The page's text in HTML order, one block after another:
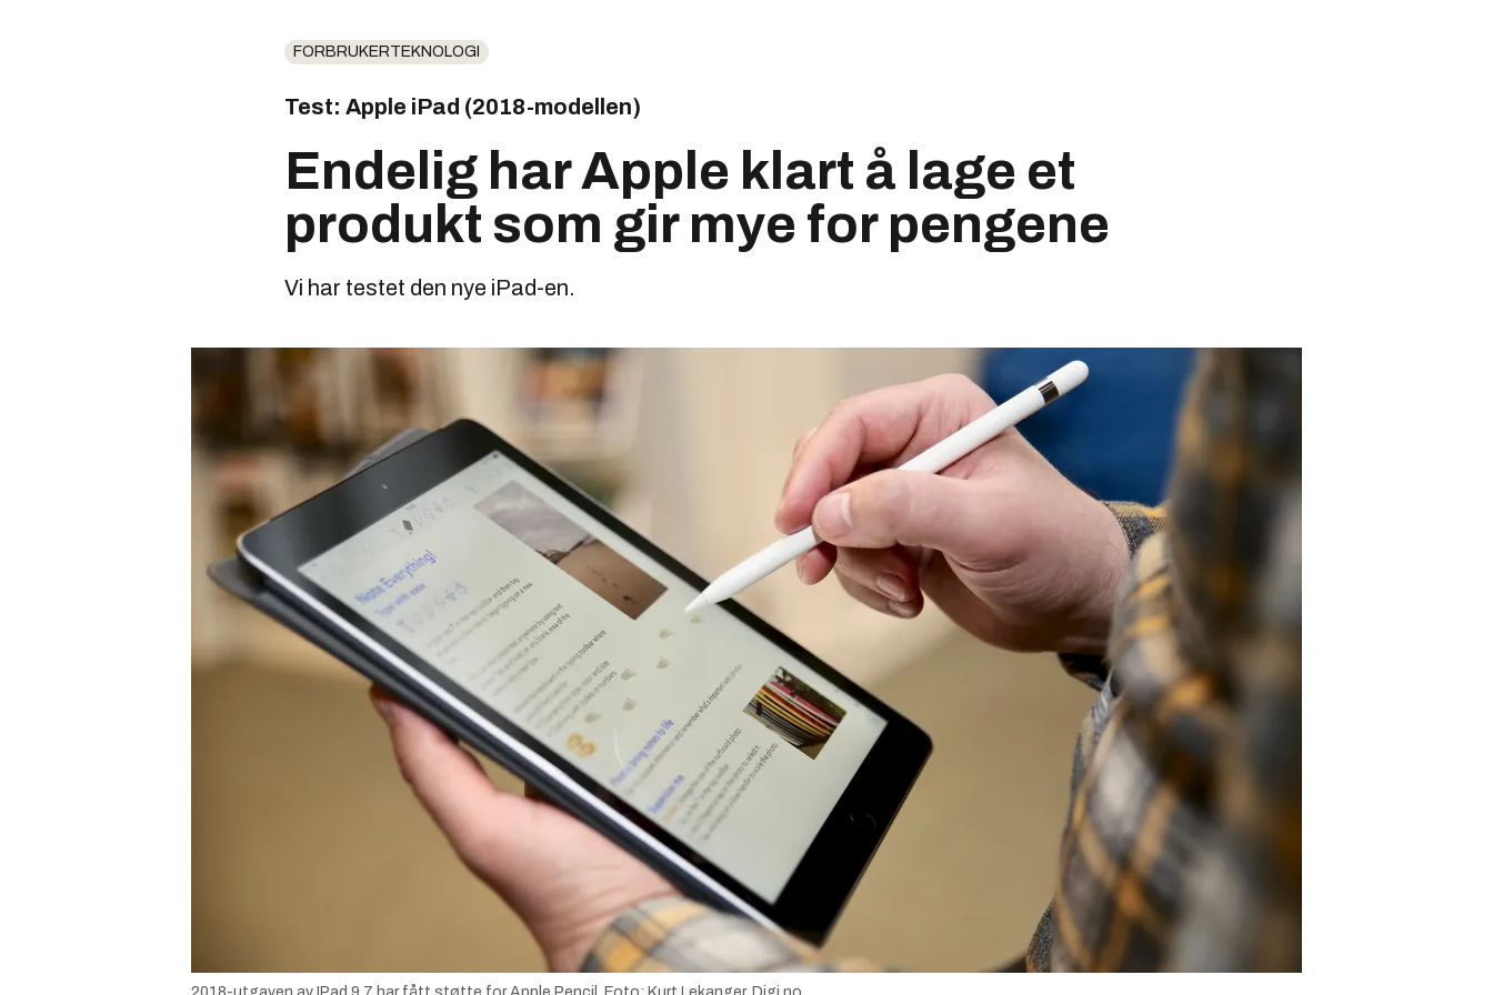
FORBRUKERTEKNOLOGI
Test: Apple iPad (2018-modellen)
Endelig har Apple klart å lage et
produkt som gir mye for pengene
Vi har testet den nye iPad-en.